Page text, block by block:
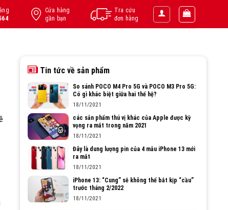
Cửa hàng
gần bạn
Tra cứu
đơn hàng
Tin tức về sản phẩm
So sánh POCO M4 Pro 5G và POCO M3 Pro 5G:
Có gì khác biệt giữa hai thế hệ?
18/11/2021
các sản phẩm thú vị khác của Apple được kỳ
vọng ra mắt trong năm 2021
18/11/2021
Đây là dung lượng pin của 4 mẫu iPhone 13 mới
ra mắt
18/11/2021
iPhone 13: “Cung” sẽ không thể bắt kịp “cầu”
trước tháng 2/2022
18/11/2021